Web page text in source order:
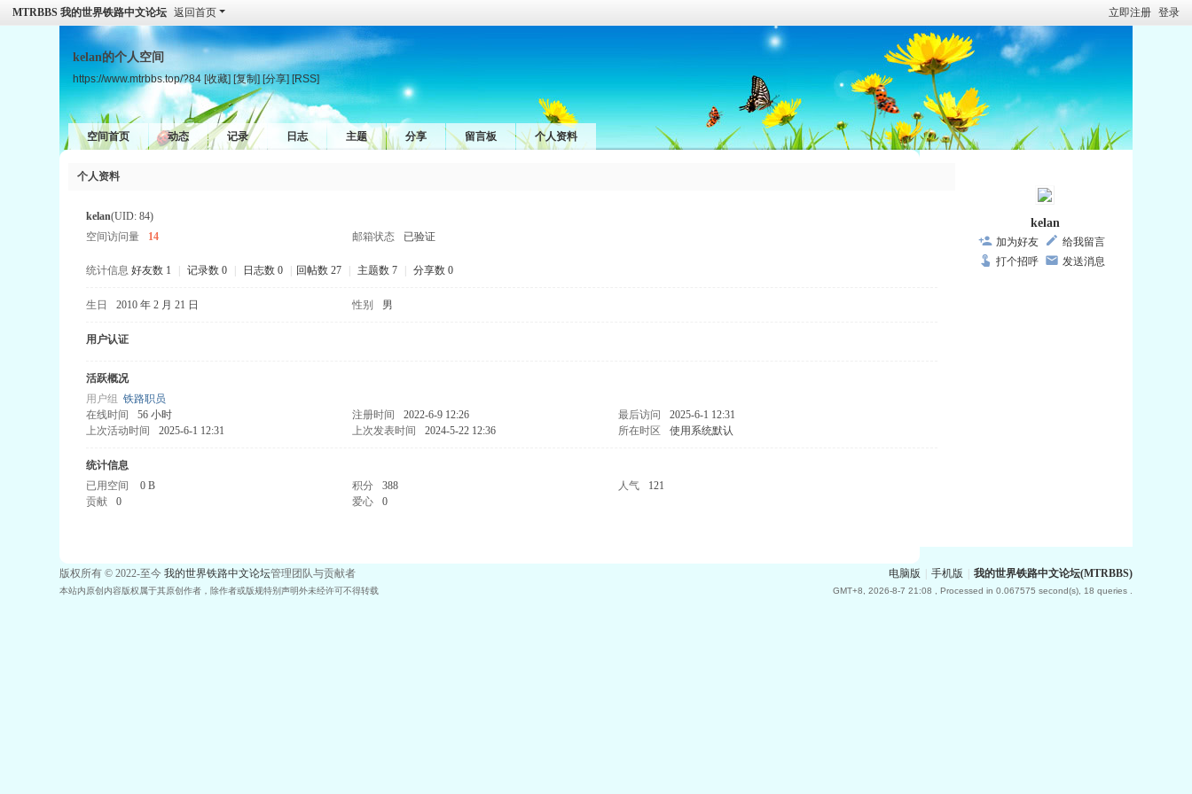
立即注册 登录
MTRBBS 我的世界铁路中文论坛 返回首页
kelan的个人空间
https://www.mtrbbs.top/?84 [收藏] [复制] [分享] [RSS]
空间首页 动态 记录 日志 主题 分享 留言板 个人资料
个人资料
kelan(UID: 84)
空间访问量
14 邮箱状态 已验证
统计信息 好友数 1 记录数 0 日志数 0 回帖数 27 主题数 7 分享数 0
生日 2010 年 2 月 21 日 性别 男
用户认证
活跃概况
用户组 铁路职员
在线时间
56 小时 注册时间 2022-6-9 12:26 最后访问
2025-6-1 12:31
上次活动时间
2025-6-1 12:31 上次发表时间 2024-5-22 12:36 所在时区 使用系统默认
统计信息
已用空间
0 B 积分 388 人气
121
贡献
0 爱心 0
kelan
加为好友
给我留言
打个招呼
发送消息
电脑版 手机版 我的世界铁路中文论坛(MTRBBS)
GMT+8, 2026-8-7 21:08 , Processed in 0.067575 second(s), 18 queries .
版权所有 © 2022-至今 我的世界铁路中文论坛管理团队与贡献者
本站内原创内容版权属于其原创作者，除作者或版规特别声明外未经许可不得转载